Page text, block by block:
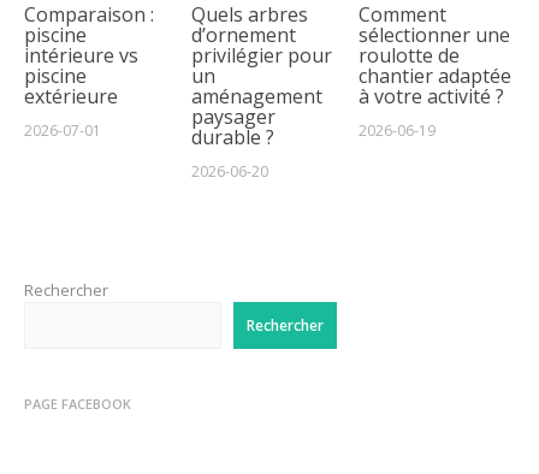
Comparaison :
piscine
intérieure vs
piscine
extérieure
2026-07-01
Quels arbres
d’ornement
privilégier pour
un
aménagement
paysager
durable ?
2026-06-20
Comment
sélectionner une
roulotte de
chantier adaptée
à votre activité ?
2026-06-19
Rechercher
Rechercher
PAGE FACEBOOK